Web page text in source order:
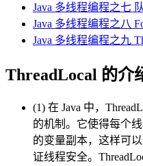
Java 多线程编程之七
Java 多线程编程之八
Java 多线程编程之九
ThreadLocal 的介
(1) 在 Java 中，
的机制。它使得每个
的变量副本，这样可
证线程安全。